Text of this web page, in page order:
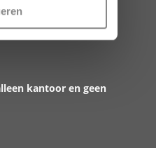
kantoor en geen